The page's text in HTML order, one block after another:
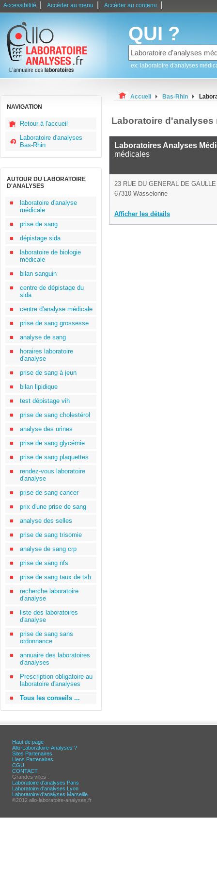
Accessibilité Accéder au menu Accéder au contenu
QUI ?
ex: laboratoire d'analyses
NAVIGATION
Retour à l'accueil
Laboratoire d'analyses
Bas-Rhin
AUTOUR DU LABORATOIRE
D'ANALYSES
laboratoire d'analyse
médicale
prise de sang
dépistage sida
laboratoire de biologie
médicale
bilan sanguin
centre de dépistage du
sida
centre d'analyse médicale
prise de sang grossesse
analyse de sang
horaires laboratoire
d'analyse
prise de sang à jeun
bilan lipidique
test dépistage vih
prise de sang cholestérol
analyse des urines
prise de sang glycémie
prise de sang plaquettes
rendez-vous laboratoire
d'analyse
prise de sang cancer
prix d'une prise de sang
analyse des selles
prise de sang trisomie
analyse de sang crp
prise de sang nfs
prise de sang taux de tsh
recherche laboratoire
d'analyse
liste des laboratoires
d'analyse
prise de sang sans
ordonnance
annuaire des laboratoires
d'analyses
Prescription obligatoire au
laboratoire d'analyses
Tous les conseils ...
Accueil Bas-Rhin
Laboratoire d'analyses
Laboratoires Analyses
médicales
23 RUE DU GENERAL DE GAULLE
67310 Wasselonne
Afficher les détails
Haut de page
Allo-Laboratoire-Analyses ?
Sites Partenaires
Liens Partenaires
CGU
CONTACT
Grandes villes :
Laboratoire d'analyses Paris
Laboratoire d'analyses Lyon
Laboratoire d'analyses Marseille
©2012 allo-laboratoire-analyses.fr